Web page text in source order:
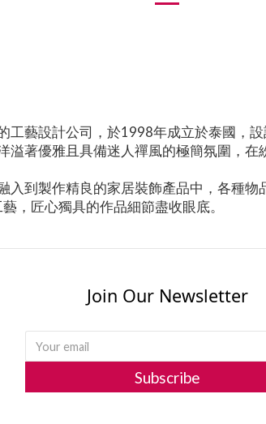
工藝設計公司，於1998年成立於泰國，
溢著優雅且具備迷人禪風的極簡氛圍，
入到製作精良的家居裝飾產品中，各種
，匠心獨具的作品細節盡收眼底。
Join Our Newsletter
Subscribe